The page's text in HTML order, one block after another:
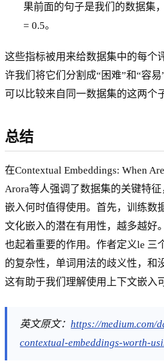
果前面的句子是我们的数据集
= 0.5。
这些指标被用来给数据集中的每个
许我们将它们分割成“困难”和“容
可以比较来自同一数据集的这两个
总结
在Contextual Embeddings: When
Arora等人强调了数据集的关键特
嵌入何时值得使用。首先，训练数
文化嵌入的潜在有用性，越多越好
也起着重要的作用。作者定义le 三
的复杂性，单词用法的歧义性，和
这有助于我们理解使用上下文嵌入
英文原文：https://medium.com/
contextual-embeddings-worth-